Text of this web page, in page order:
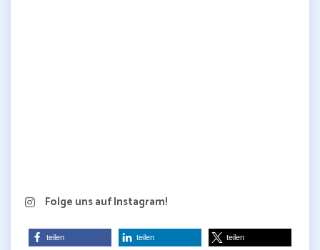
Folge uns auf Instagram!
teilen teilen teilen